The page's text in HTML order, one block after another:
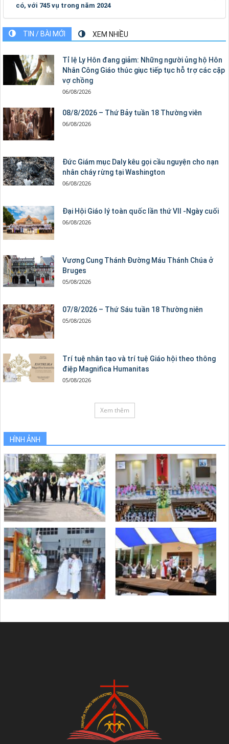
có, với 745 vụ trong năm 2024
TIN / BÀI MỚI XEM NHIỀU
Tỉ lệ Ly Hôn đang giảm: Những người ủng hộ Hôn
Nhân Công Giáo thúc giục tiếp tục hỗ trợ các cặp
vợ chồng
06/08/2026
08/8/2026 – Thứ Bảy tuần 18 Thường viên
06/08/2026
Đức Giám mục Daly kêu gọi cầu nguyện cho nạn
nhân cháy rừng tại Washington
06/08/2026
Đại Hội Giáo lý toàn quốc lần thứ VII -Ngày cuối
06/08/2026
Vương Cung Thánh Ðường Máu Thánh Chúa ở
Bruges
05/08/2026
07/8/2026 – Thứ Sáu tuần 18 Thường niên
05/08/2026
Trí tuệ nhân tạo và trí tuệ Giáo hội theo thông
điệp Magnifica Humanitas
05/08/2026
Xem thêm
HÌNH ẢNH